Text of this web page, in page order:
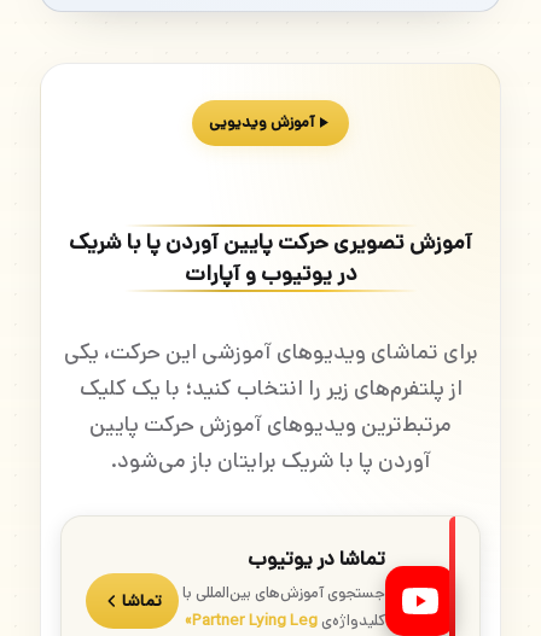
آموزش ویدیویی
آموزش تصویری حرکت پایین آوردن پا با شریک
در یوتیوب و آپارات
برای تماشای ویدیوهای آموزشی این حرکت، یکی
از پلتفرم‌های زیر را انتخاب کنید؛ با یک کلیک
مرتبط‌ترین ویدیوهای آموزش حرکت پایین
آوردن پا با شریک برایتان باز می‌شود.
تماشا در یوتیوب
جستجوی آموزش‌های بین‌المللی با
کلیدواژه‌ی«Partner Lying Leg
تماشا